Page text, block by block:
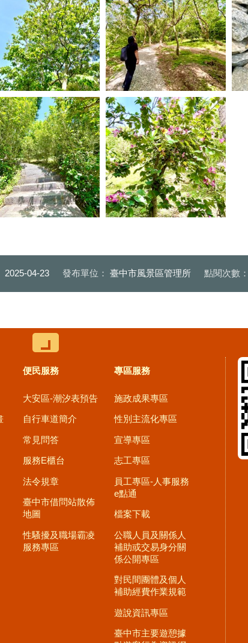
遍布油桐花已含苞待放
林之道舒適自然沿途賞花相當舒
服
2025-04-23 發布單位： 臺中市風景區管理所 點閱次數：
便民服務
大安區-潮汐表預告
自行車道簡介
常見問答
服務E櫃台
法令規章
臺中市借問站散佈
地圖
性騷擾及職場霸凌
服務專區
專區服務
施政成果專區
性別主流化專區
宣導專區
志工專區
員工專區-人事服務
e點通
檔案下載
公職人員及關係人
補助或交易身分關
係公開專區
對民間團體及個人
補助經費作業規範
遊說資訊專區
臺中市主要遊憩據